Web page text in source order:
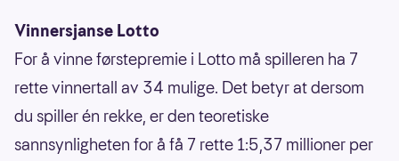
Vinnersjanse Lotto
For å vinne førstepremie i Lotto må spilleren ha 7
rette vinnertall av 34 mulige. Det betyr at dersom
du spiller én rekke, er den teoretiske
sannsynligheten for å få 7 rette 1:5,37 millioner per